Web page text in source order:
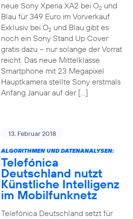
neue Sony Xperia XA2 bei O2und
Blau für 349 Euro im Vorverkauf.
Exklusiv bei O2und Blau gibt es
noch ein Sony Stand Up Cover
gratis dazu – nur solange der Vorrat
reicht. Das neue Mittelklasse
Smartphone mit 23 Megapixel
Hauptkamera stellte Sony erstmals
Anfang Januar auf der […]
13. Februar 2018
ALGORITHMEN UND DATENANALYSEN:
Telefónica
Deutschland nutzt
Künstliche Intelligenz
im Mobilfunknetz
Telefónica Deutschland setzt für